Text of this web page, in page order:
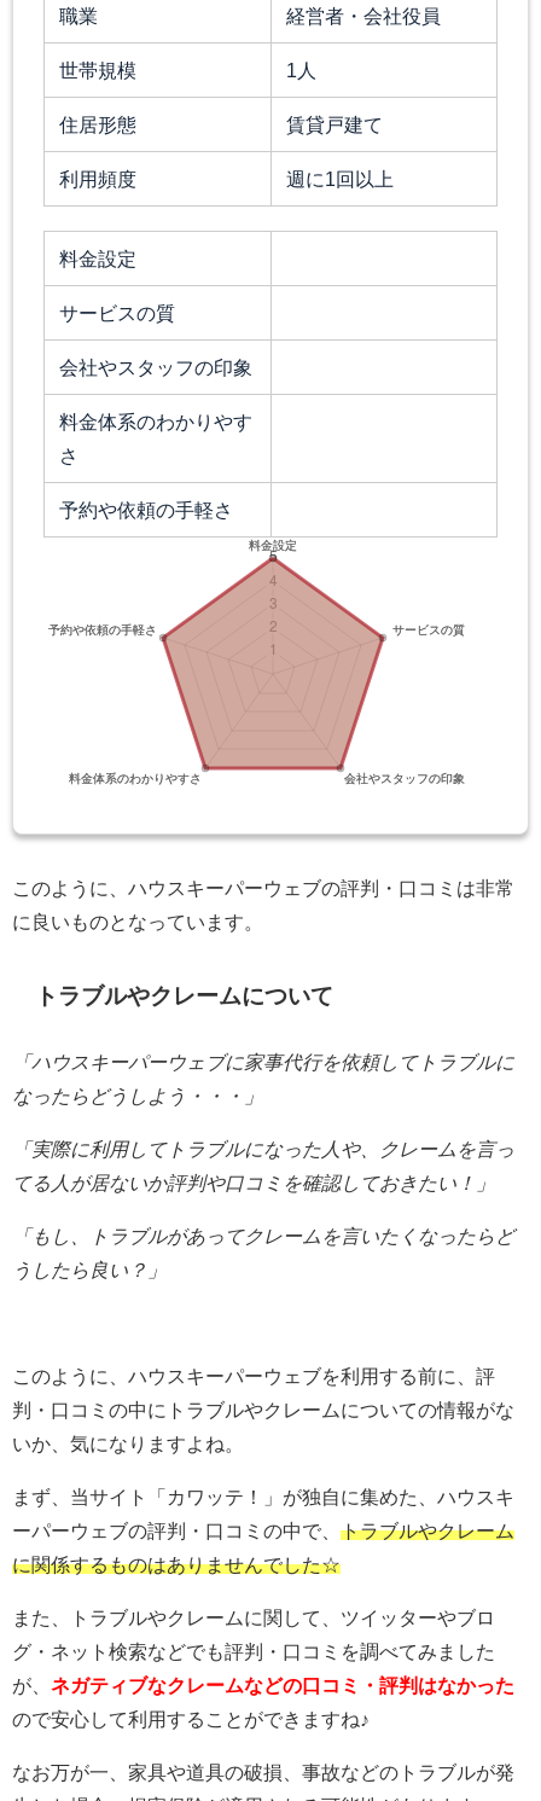
職業 経営者・会社役員
世帯規模 1人
住居形態 賃貸戸建て
利用頻度 週に1回以上
料金設定
サービスの質
会社やスタッフの印象
料金体系のわかりやす
さ
予約や依頼の手軽さ
このように、ハウスキーパーウェブの評判・口コミは非常
に良いものとなっています。
トラブルやクレームについて
「ハウスキーパーウェブに家事代行を依頼してトラブルに
なったらどうしよう・・・」
「実際に利用してトラブルになった人や、クレームを言っ
てる人が居ないか評判や口コミを確認しておきたい！」
「もし、トラブルがあってクレームを言いたくなったらど
うしたら良い？」
このように、ハウスキーパーウェブを利用する前に、評
判・口コミの中にトラブルやクレームについての情報がな
いか、気になりますよね。
まず、当サイト「カワッテ！」が独自に集めた、ハウスキ
ーパーウェブの評判・口コミの中で、 トラブルやクレーム
に関係するものはありませんでした☆
また、トラブルやクレームに関して、ツイッターやブロ
グ・ネット検索などでも評判・口コミを調べてみました
が、 ネガティブなクレームなどの口コミ・評判はなかった
ので安心して利用することができますね♪
なお万が一、家具や道具の破損、事故などのトラブルが発